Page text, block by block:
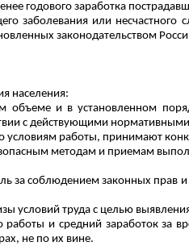
годового заработка
заболевания или
законодательством
населения:
объеме и в установленном
с действующими
условиям работы, принимают
методам и приемам
засоблюдением законных прав и
условий труда с целью
и средний заработок за
не по их вине.